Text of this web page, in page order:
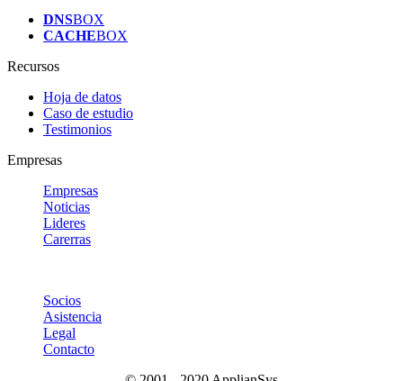
DNSBOX
CACHEBOX
Recursos
Hoja de datos
Caso de estudio
Testimonios
Empresas
Empresas
Noticias
Lideres
Carerras
Socios
Asistencia
Legal
Contacto